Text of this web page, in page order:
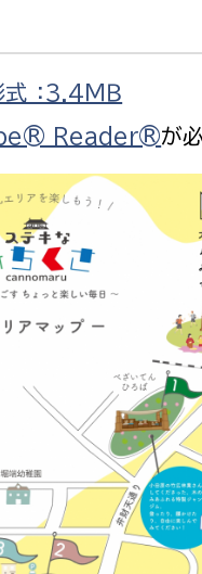
：3.4ＭＢ
Reader®が